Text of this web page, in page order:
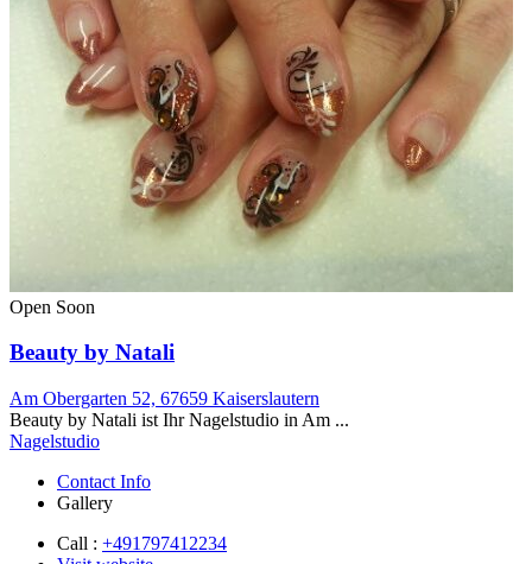
Open Soon
Beauty by Natali
Am Obergarten 52, 67659 Kaiserslautern
Beauty by Natali ist Ihr Nagelstudio in Am ...
Nagelstudio
Contact Info
Gallery
Call : +491797412234